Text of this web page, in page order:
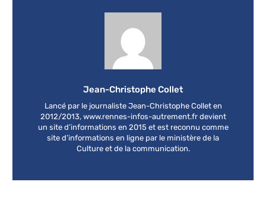
Jean-Christophe Collet
Lancé par le journaliste Jean-Christophe Collet en
2012/2013, www.rennes-infos-autrement.fr devient
un site d’informations en 2015 et est reconnu comme
site d’informations en ligne par le ministère de la
Culture et de la communication.